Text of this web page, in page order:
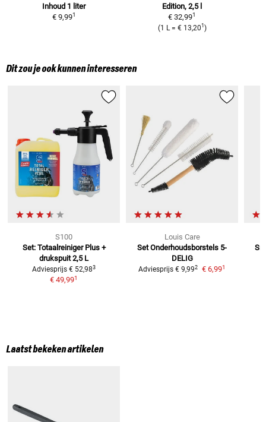
Inhoud 1 liter
€ 9,991
Edition, 2,5 l
€ 32,991
(1 L = € 13,201 )
Dit zou je ook kunnen interesseren
S100
Set: Totaalreiniger Plus +
drukspuit 2,5 L
Adviesprijs € 52,983
€ 49,991
Louis Care
Set Onderhoudsborstels 5-
DELIG
Adviesprijs € 9,992 € 6,991
Laatst bekeken artikelen